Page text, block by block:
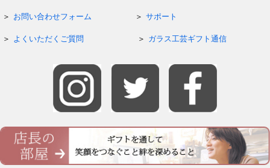
お問い合わせフォーム サポート
よくいただくご質問 ガラス工芸ギフト通信